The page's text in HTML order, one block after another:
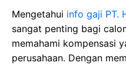
Mengetahui info gaji PT.
sangat penting bagi
memahami kompensasi
perusahaan. Dengan